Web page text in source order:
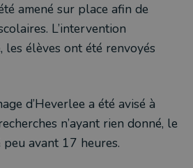
amené sur place afin de
L’intervention
les élèves ont été renvoyés
d’Heverlee a été avisé à
n’ayant rien donné, le
avant 17 heures.